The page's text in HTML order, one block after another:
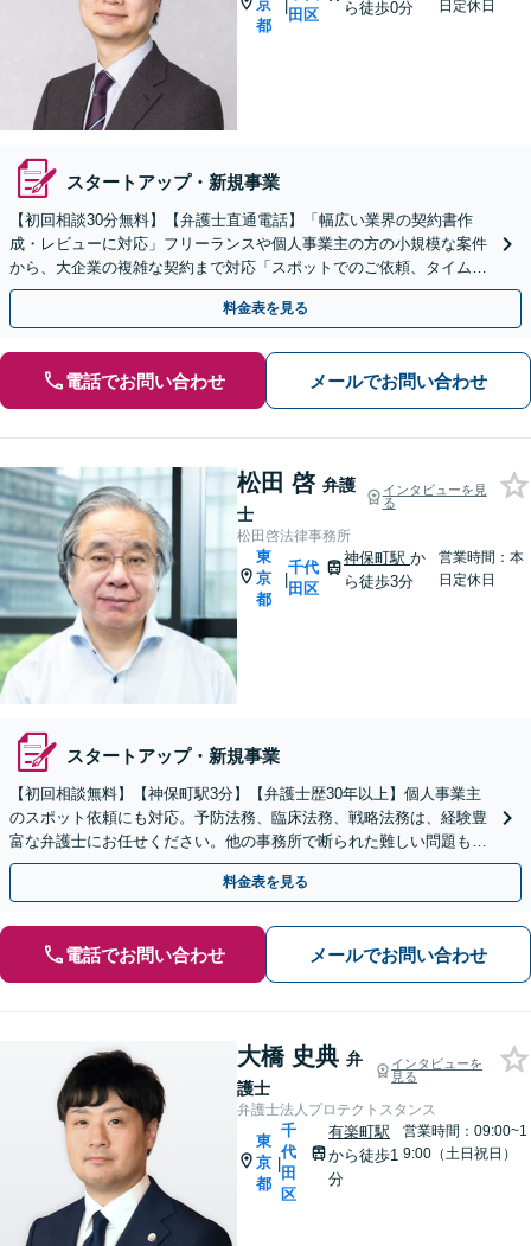
京
都
田区
ら徒歩0分 日定休日
スタートアップ・新規事業
【初回相談30分無料】【弁護士直通電話】「幅広い業界の契約書作
成・レビューに対応」フリーランスや個人事業主の方の小規模な案件
から、大企業の複雑な契約まで対応「スポットでのご依頼、タイムチ
ャージでの対応も承っております」【休日・夜間相談可】
料金表を見る
電話でお問い合わせ メールでお問い合わせ
松田 啓 弁護
士
インタビューを見
る
松田啓法律事務所
東
京
都
|
千代
田区
神保町駅か
ら徒歩3分
営業時間：本
日定休日
スタートアップ・新規事業
【初回相談無料】【神保町駅3分】【弁護士歴30年以上】個人事業主
のスポット依頼にも対応。予防法務、臨床法務、戦略法務は、経験豊
富な弁護士にお任せください。他の事務所で断られた難しい問題もご
相談を【事前予約で休日・夜間面談可】【WEB面談可】
料金表を見る
電話でお問い合わせ メールでお問い合わせ
大橋 史典 弁
護士
インタビューを
見る
弁護士法人プロテクトスタンス
東
京
都
|
千
代
田
区
有楽町駅
から徒歩1
分
営業時間：09:00~1
9:00（土日祝日）